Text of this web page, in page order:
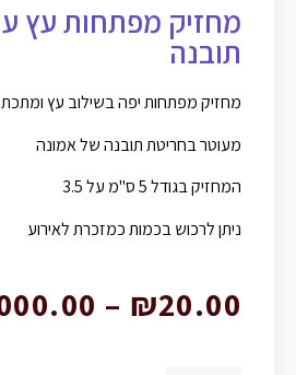
מחזיק מפתחות עץ
תובנה
מחזיק מפתחות יפה בשילוב עץ ומתכת
מעוטר בחריטת תובנה של אמונה
המחזיק בגודל 5 ס"מ על 3.5
ניתן לרכוש בכמות כמזכרת לאירוע
₪20.00
–